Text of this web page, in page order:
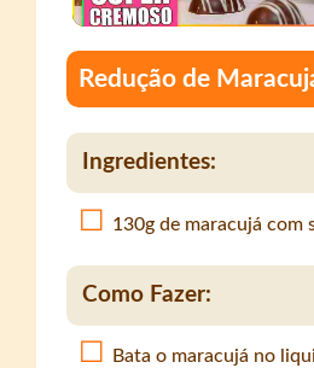
Redução de
Ingredientes:
130g de maracujá com
Como Fazer:
Bata o maracujá no